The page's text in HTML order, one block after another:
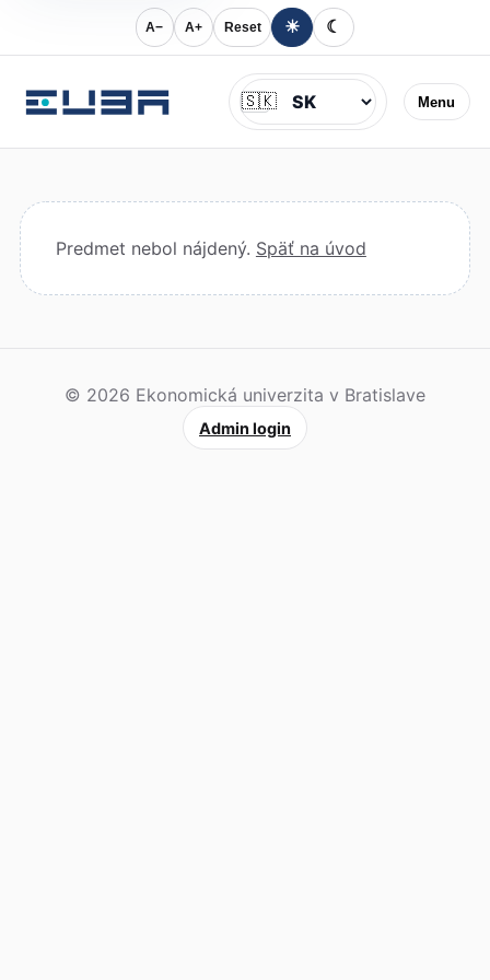
A− A+ Reset ☀ ☾
Menu
Jazyk
🇸🇰
Predmet nebol nájdený. Späť na úvod
© 2026 Ekonomická univerzita v Bratislave
Admin login